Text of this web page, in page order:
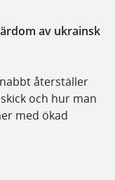
av ukrainsk
återställer
och hur man
med ökad